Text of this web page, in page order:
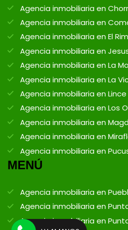
Agencia inmobiliaria en
Agencia inmobiliaria en
Agencia inmobiliaria en El
Agencia inmobiliaria en
Agencia inmobiliaria en La
Agencia inmobiliaria en La
Agencia inmobiliaria en Lince
Agencia inmobiliaria en Los
Agencia inmobiliaria en
Agencia inmobiliaria en
Agencia inmobiliaria en
MENÚ
Agencia inmobiliaria en
Agencia inmobiliaria en
Agencia inmobiliaria en